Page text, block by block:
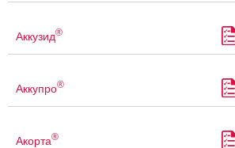
Аккузид®
Аккупро®
Акорта®